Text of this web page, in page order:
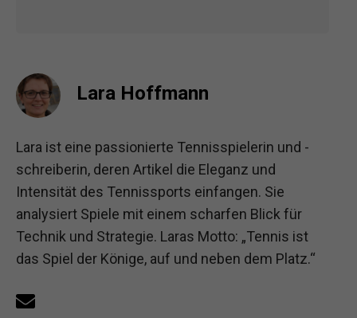
Lara Hoffmann
Lara ist eine passionierte Tennisspielerin und -
schreiberin, deren Artikel die Eleganz und
Intensität des Tennissports einfangen. Sie
analysiert Spiele mit einem scharfen Blick für
Technik und Strategie. Laras Motto: „Tennis ist
das Spiel der Könige, auf und neben dem Platz.“